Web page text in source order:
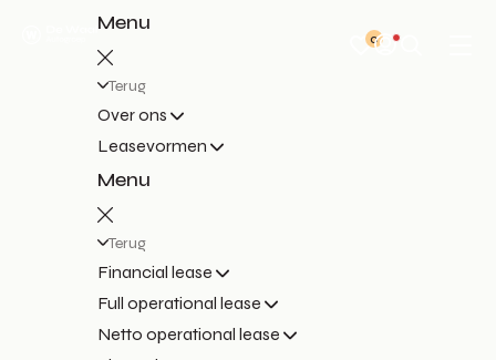
Menu
Terug
Over ons
Leasevormen
Menu
Terug
Financial lease
Full operational lease
Netto operational lease
0